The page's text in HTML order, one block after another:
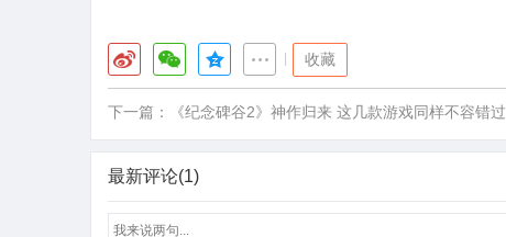
收藏
下一篇： 《纪念碑谷2》神作归来 这几款游戏同样不容错过
最新评论(1)